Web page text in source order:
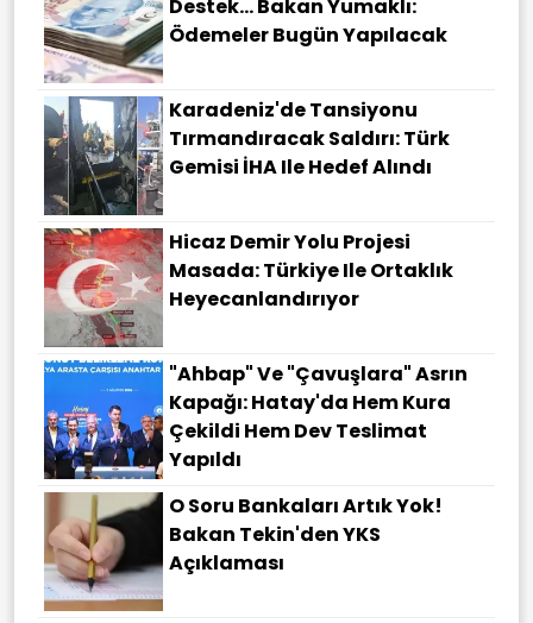
Destek... Bakan Yumaklı:
Ödemeler Bugün Yapılacak
Karadeniz'de Tansiyonu
Tırmandıracak Saldırı: Türk
Gemisi İHA Ile Hedef Alındı
Hicaz Demir Yolu Projesi
Masada: Türkiye Ile Ortaklık
Heyecanlandırıyor
"Ahbap" Ve "çavuşlara" Asrın
Kapağı: Hatay'da Hem Kura
Çekildi Hem Dev Teslimat
Yapıldı
O Soru Bankaları Artık Yok!
Bakan Tekin'den YKS
Açıklaması